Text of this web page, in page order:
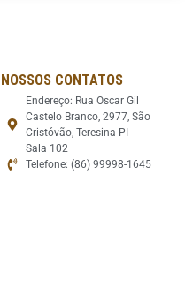
NOSSOS CONTATOS
Endereço: Rua Oscar Gil
Castelo Branco, 2977, São
Cristóvão, Teresina-PI -
Sala 102
Telefone: (86) 99998-1645